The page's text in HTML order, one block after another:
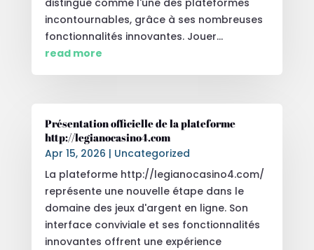
incontournables, grâce à ses nombreuses
fonctionnalités innovantes. Jouer...
read more
Présentation officielle de la plateforme
http://legianocasino4.com
Apr 15, 2026 | Uncategorized
La plateforme http://legianocasino4.com/
représente une nouvelle étape dans le
domaine des jeux d'argent en ligne. Son
interface conviviale et ses fonctionnalités
innovantes offrent une expérience